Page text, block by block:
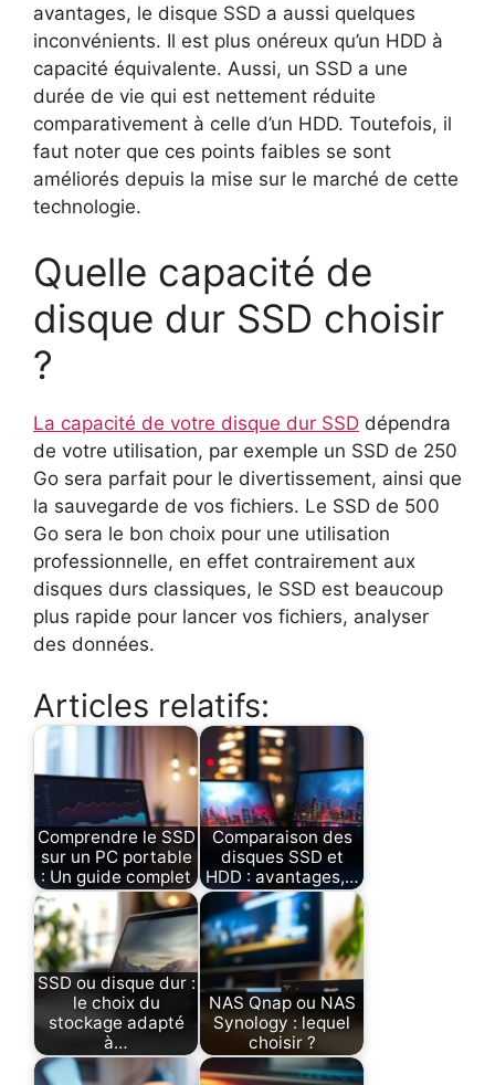
avantages, le disque SSD a aussi quelques
inconvénients. Il est plus onéreux qu’un HDD à
capacité équivalente. Aussi, un SSD a une
durée de vie qui est nettement réduite
comparativement à celle d’un HDD. Toutefois, il
faut noter que ces points faibles se sont
améliorés depuis la mise sur le marché de cette
technologie.
Quelle capacité de
disque dur SSD choisir
?
La capacité de votre disque dur SSD dépendra
de votre utilisation, par exemple un SSD de 250
Go sera parfait pour le divertissement, ainsi que
la sauvegarde de vos fichiers. Le SSD de 500
Go sera le bon choix pour une utilisation
professionnelle, en effet contrairement aux
disques durs classiques, le SSD est beaucoup
plus rapide pour lancer vos fichiers, analyser
des données.
Articles relatifs:
Comprendre le SSD
sur un PC portable
: Un guide complet
Comparaison des
disques SSD et
HDD : avantages,…
SSD ou disque dur :
le choix du
stockage adapté
à…
NAS Qnap ou NAS
Synology : lequel
choisir ?